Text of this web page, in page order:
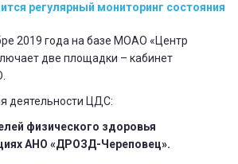
регулярный мониторинг состояния
2019 года на базе МОАО «Центр
две площадки – кабинет
деятельности ЦДС:
физического здоровья
АНО «ДРОЗД-Череповец».